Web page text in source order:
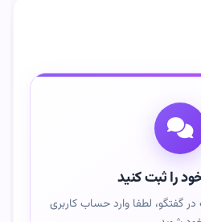
را ثبت کنید
گفتگو، لطفا وارد حساب کاربری